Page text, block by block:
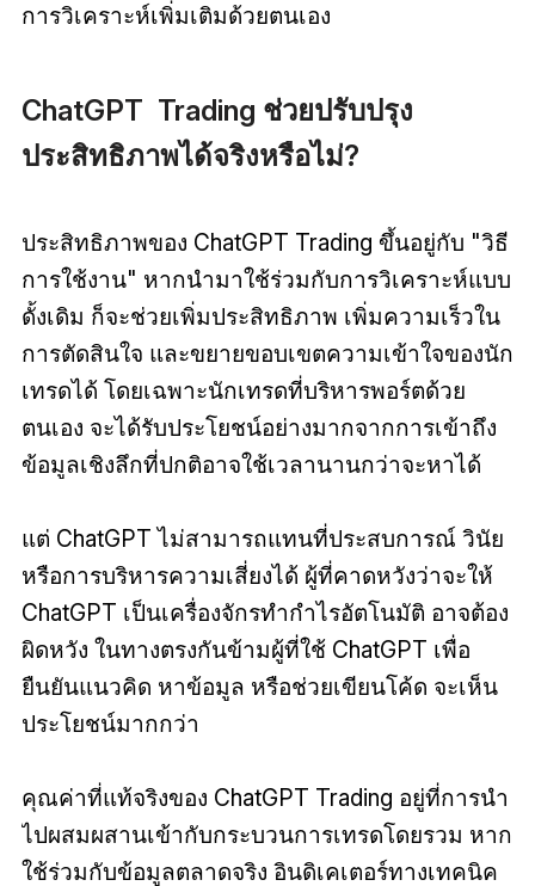
การวิเคราะห์เพิ่มเติมด้วยตนเอง
ChatGPT Trading ช่วยปรับปรุง
ประสิทธิภาพได้จริงหรือไม่?
ประสิทธิภาพของ ChatGPT Trading ขึ้นอยู่กับ "วิธี
การใช้งาน" หากนำมาใช้ร่วมกับการวิเคราะห์แบบ
ดั้งเดิม ก็จะช่วยเพิ่มประสิทธิภาพ เพิ่มความเร็วใน
การตัดสินใจ และขยายขอบเขตความเข้าใจของนัก
เทรดได้ โดยเฉพาะนักเทรดที่บริหารพอร์ตด้วย
ตนเอง จะได้รับประโยชน์อย่างมากจากการเข้าถึง
ข้อมูลเชิงลึกที่ปกติอาจใช้เวลานานกว่าจะหาได้
แต่ ChatGPT ไม่สามารถแทนที่ประสบการณ์ วินัย
หรือการบริหารความเสี่ยงได้ ผู้ที่คาดหวังว่าจะให้
ChatGPT เป็นเครื่องจักรทำกำไรอัตโนมัติ อาจต้อง
ผิดหวัง ในทางตรงกันข้ามผู้ที่ใช้ ChatGPT เพื่อ
ยืนยันแนวคิด หาข้อมูล หรือช่วยเขียนโค้ด จะเห็น
ประโยชน์มากกว่า
คุณค่าที่แท้จริงของ ChatGPT Trading อยู่ที่การนำ
ไปผสมผสานเข้ากับกระบวนการเทรดโดยรวม หาก
ใช้ร่วมกับข้อมูลตลาดจริง อินดิเคเตอร์ทางเทคนิค